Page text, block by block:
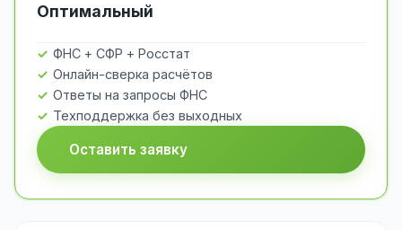
Оптимальный
ФНС + СФР + Росстат
Онлайн-сверка расчётов
Ответы на запросы ФНС
Техподдержка без выходных
Оставить заявку